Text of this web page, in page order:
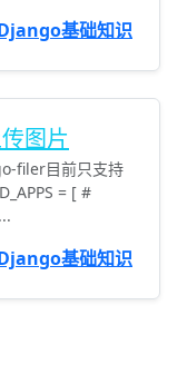
基础知识
图片
filer目前只支持
= [ #
基础知识